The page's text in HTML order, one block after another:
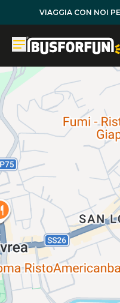
VIAGGIA CON NOI